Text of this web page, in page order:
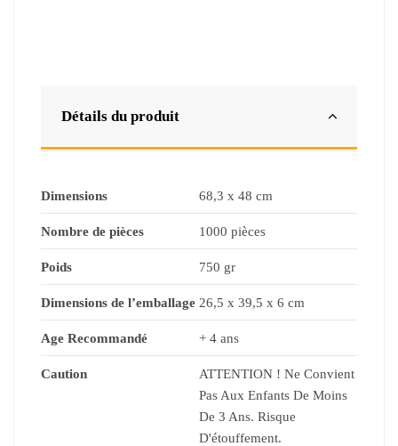
Détails du produit
Dimensions 68,3 x 48 cm
Nombre de pièces 1000 pièces
Poids 750 gr
Dimensions de l’emballage 26,5 x 39,5 x 6 cm
Age Recommandé + 4 ans
Caution
ATTENTION ! Ne Convient
Pas Aux Enfants De Moins
De 3 Ans. Risque
D'étouffement.